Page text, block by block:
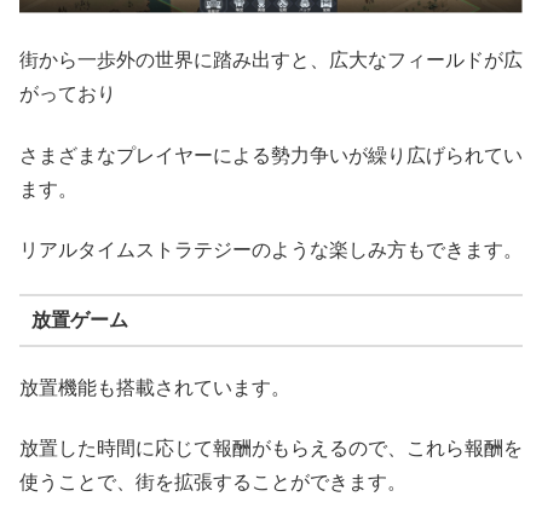
街から一歩外の世界に踏み出すと、広大なフィールドが広
がっており
さまざまなプレイヤーによる勢力争いが繰り広げられてい
ます。
リアルタイムストラテジーのような楽しみ方もできます。
放置ゲーム
放置機能も搭載されています。
放置した時間に応じて報酬がもらえるので、これら報酬を
使うことで、街を拡張することができます。